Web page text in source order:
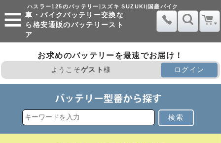
ハスラー125のバッテリー|スズキ SUZUKI|国産バイク
車・バイクバッテリー交換な
ら格安通販のバッテリースト
ア
お求めのバッテリーを最速でお届け！
ようこそゲスト様 ログイン
検索